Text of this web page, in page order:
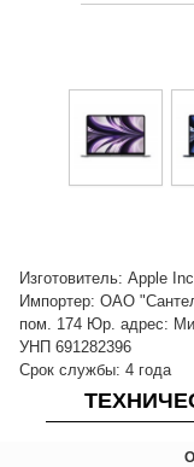
Изготовитель: Apple
Импортер: ОАО
пом. 174 Юр. адрес:
УНП 691282396
Срок службы: 4 года